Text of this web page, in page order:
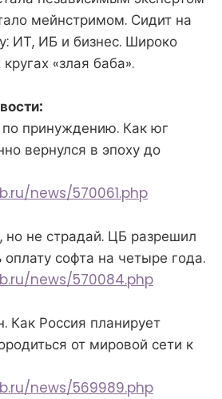
мейнстримом. Сидит на
ИТ, ИБ и бизнес. Широко
«злая баба».
принуждению. Как юг
вернулся в эпоху до
news/570061.php
не страдай. ЦБ разрешил
софта на четыре года.
news/570084.php
Как Россия планирует
от мировой сети к
news/569989.php